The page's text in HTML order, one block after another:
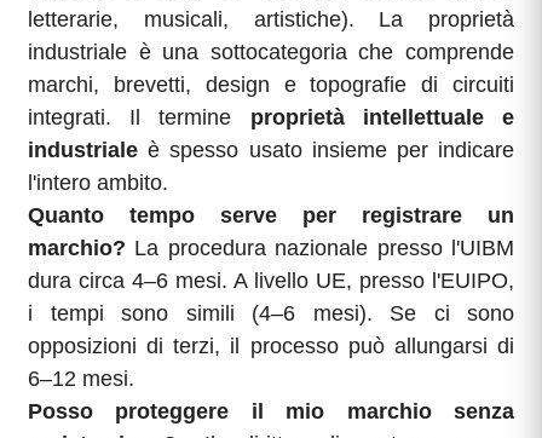
letterarie, musicali, artistiche). La proprietà
industriale è una sottocategoria che comprende
marchi, brevetti, design e topografie di circuiti
integrati. Il termine proprietà intellettuale e
industriale è spesso usato insieme per indicare
l'intero ambito.
Quanto tempo serve per registrare un
marchio? La procedura nazionale presso l'UIBM
dura circa 4–6 mesi. A livello UE, presso l'EUIPO,
i tempi sono simili (4–6 mesi). Se ci sono
opposizioni di terzi, il processo può allungarsi di
6–12 mesi.
Posso proteggere il mio marchio senza